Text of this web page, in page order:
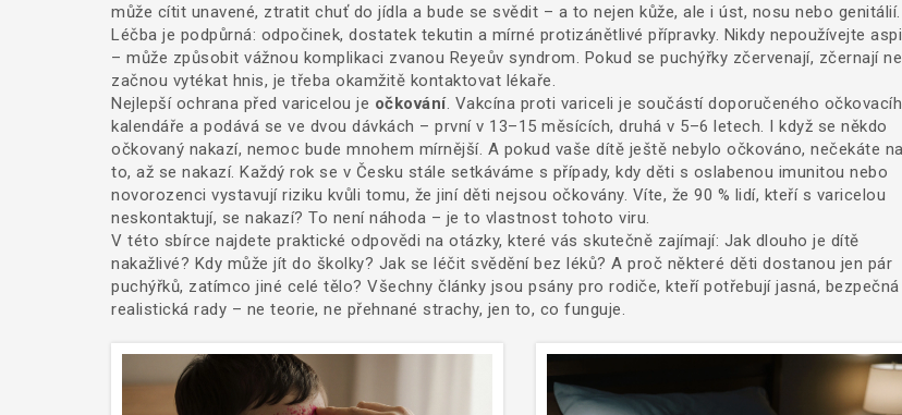
může cítit unavené, ztratit chuť do jídla a bude se svědit – a to nejen kůže, ale i úst, nosu nebo genitálií.
Léčba je podpůrná: odpočinek, dostatek tekutin a mírné protizánětlivé přípravky. Nikdy nepoužívejte
– může způsobit vážnou komplikaci zvanou Reyeův syndrom. Pokud se puchýřky zčervenají, zčernají
začnou vytékat hnis, je třeba okamžitě kontaktovat lékaře.
Nejlepší ochrana před varicelou je očkování. Vakcína proti variceli je součástí doporučeného
kalendáře a podává se ve dvou dávkách – první v 13–15 měsících, druhá v 5–6 letech. I když se někdo
očkovaný nakazí, nemoc bude mnohem mírnější. A pokud vaše dítě ještě nebylo očkováno, nečekáte na
to, až se nakazí. Každý rok se v Česku stále setkáváme s případy, kdy děti s oslabenou imunitou nebo
novorozenci vystavují riziku kvůli tomu, že jiní děti nejsou očkovány. Víte, že 90 % lidí, kteří s varicelou
neskontaktují, se nakazí? To není náhoda – je to vlastnost tohoto viru.
V této sbírce najdete praktické odpovědi na otázky, které vás skutečně zajímají: Jak dlouho je dítě
nakažlivé? Kdy může jít do školky? Jak se léčit svědění bez léků? A proč některé děti dostanou jen pár
puchýřků, zatímco jiné celé tělo? Všechny články jsou psány pro rodiče, kteří potřebují jasná, bezpečná
realistická rady – ne teorie, ne přehnané strachy, jen to, co funguje.